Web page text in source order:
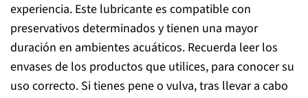
experiencia. Este lubricante es compatible con
preservativos determinados y tienen una mayor
duración en ambientes acuáticos. Recuerda leer los
envases de los productos que utilices, para conocer su
uso correcto. Si tienes pene o vulva, tras llevar a cabo